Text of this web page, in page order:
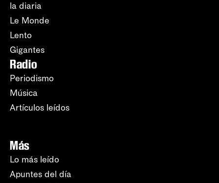
la diaria
Le Monde
Lento
Gigantes
Radio
Periodismo
Música
Artículos leídos
Más
Lo más leído
Apuntes del día